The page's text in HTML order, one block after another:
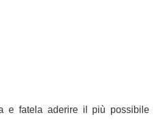
e fatela aderire il più